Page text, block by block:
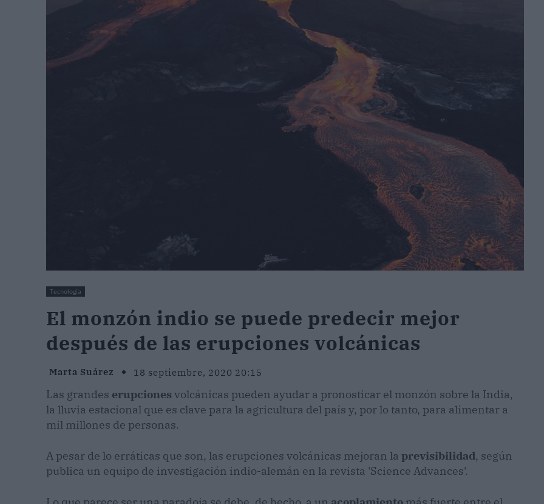
Tecnología
El monzón indio se puede predecir mejor
después de las erupciones volcánicas
Marta Suárez 18 septiembre, 2020 20:15
Las grandes erupciones volcánicas pueden ayudar a pronosticar el monzón sobre la India,
la lluvia estacional que es clave para la agricultura del país y, por lo tanto, para alimentar a
mil millones de personas.
A pesar de lo erráticas que son, las erupciones volcánicas mejoran la previsibilidad, según
publica un equipo de investigación indio-alemán en la revista 'Science Advances'.